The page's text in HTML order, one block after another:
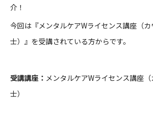
介！
今回は『メンタルケアWライセンス講座（
士）』を受講されている方からです。
受講講座： メンタルケアWライセンス講座
士）